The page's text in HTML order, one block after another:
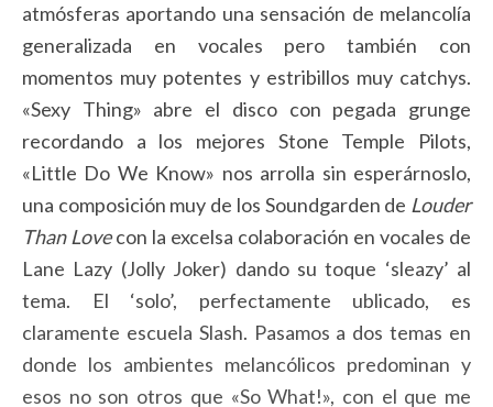
atmósferas aportando una sensación de melancolía
generalizada en vocales pero también con
momentos muy potentes y estribillos muy catchys.
«Sexy Thing» abre el disco con pegada grunge
recordando a los mejores Stone Temple Pilots,
«Little Do We Know» nos arrolla sin esperárnoslo,
una composición muy de los Soundgarden de Louder
Than Lovecon la excelsa colaboración en vocales de
Lane Lazy (Jolly Joker) dando su toque ‘sleazy’ al
tema. El ‘solo’, perfectamente ublicado, es
claramente escuela Slash. Pasamos a dos temas en
donde los ambientes melancólicos predominan y
esos no son otros que «So What!», con el que me